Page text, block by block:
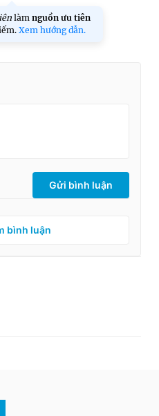
làm nguồn ưu tiên
Xem hướng dẫn.
Gửi bình luận
bình luận